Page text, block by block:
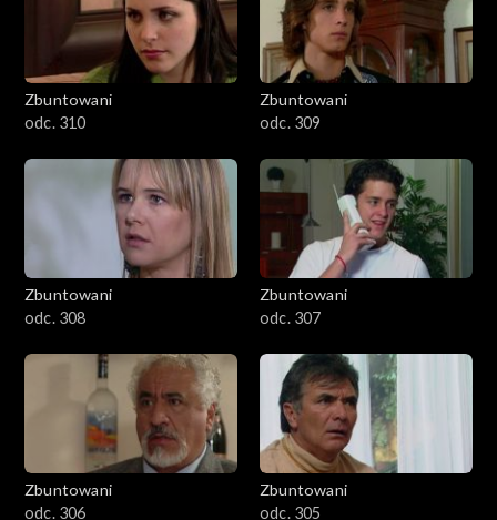
Zbuntowani
odc. 310
Zbuntowani
odc. 309
Zbuntowani
odc. 308
Zbuntowani
odc. 307
Zbuntowani
odc. 306
Zbuntowani
odc. 305